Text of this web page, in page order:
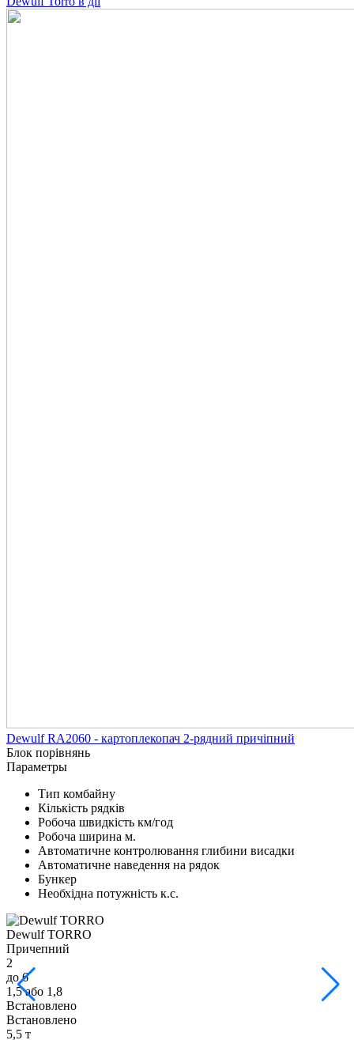
Dewulf RA2060 - картоплекопач 2-рядний причіпний
Блок порівнянь
Параметры
Тип комбайну
Кількість рядків
Робоча швидкість км/год
Робоча ширина м.
Автоматичне контролювання глибини висадки
Автоматичне наведення на рядок
Бункер
Необхідна потужність к.с.
Dewulf TORRO
Причепний
2
до 6
1,5 або 1,8
Встановлено
Встановлено
5,5 т